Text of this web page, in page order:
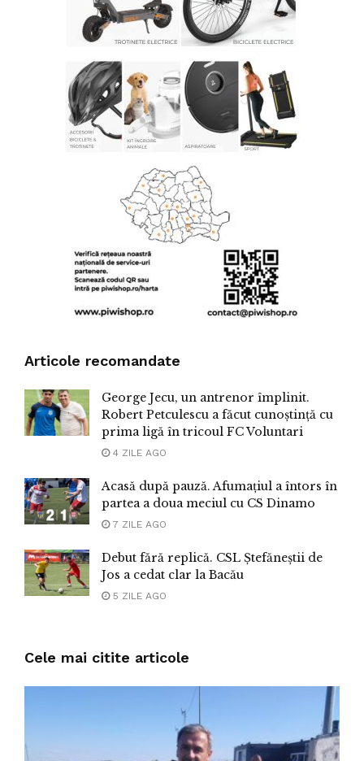
Articole recomandate
George Jecu, un antrenor împlinit.
Robert Petculescu a făcut cunoștință cu
prima ligă în tricoul FC Voluntari
4 ZILE AGO
Acasă după pauză. Afumațiul a întors în
partea a doua meciul cu CS Dinamo
7 ZILE AGO
Debut fără replică. CSL Ștefăneștii de
Jos a cedat clar la Bacău
5 ZILE AGO
Cele mai citite articole